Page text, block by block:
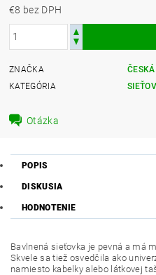
€8 bez DPH
ZNAČKA
KATEGÓRIA
Otázka
POPIS
DISKUSIA
HODNOTENIE
Bavlnená sieťovka je pevná a má
Skvele sa tiež osvedčila ako
namiesto kabelky alebo látkovej